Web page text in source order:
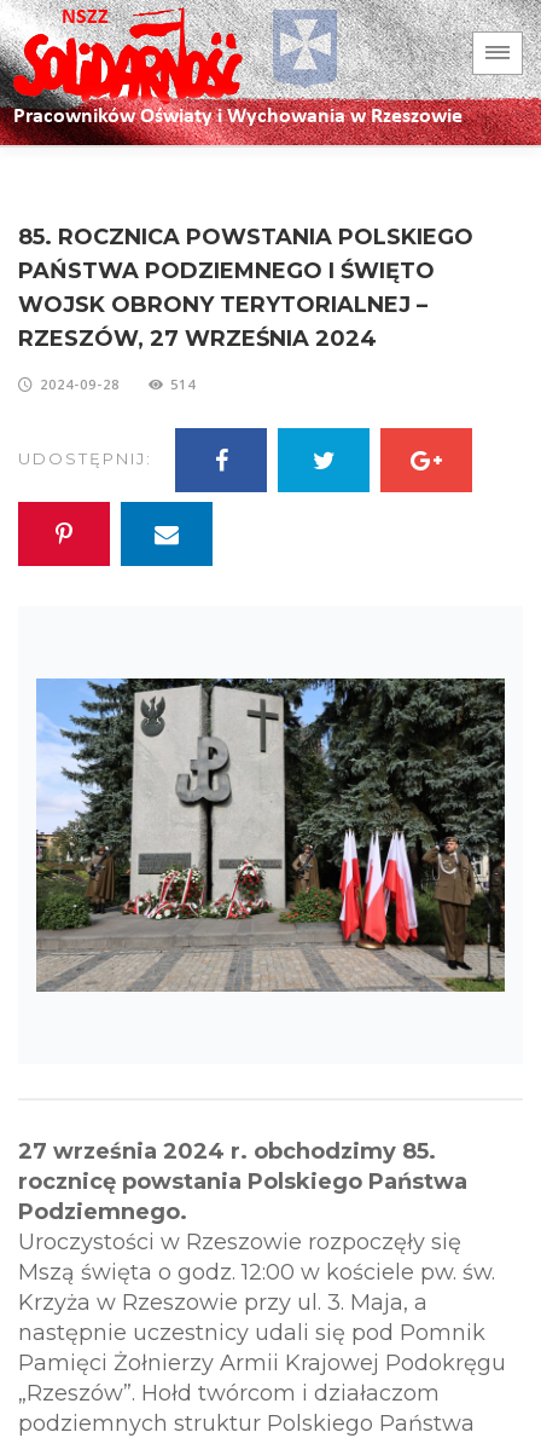
85. ROCZNICA POWSTANIA POLSKIEGO
PAŃSTWA PODZIEMNEGO I ŚWIĘTO
WOJSK OBRONY TERYTORIALNEJ –
RZESZÓW, 27 WRZEŚNIA 2024
2024-09-28 514
UDOSTĘPNIJ:
27 września 2024 r. obchodzimy 85.
rocznicę powstania Polskiego Państwa
Podziemnego.
Uroczystości w Rzeszowie rozpoczęły się
Mszą święta o godz. 12:00 w kościele pw. św.
Krzyża w Rzeszowie przy ul. 3. Maja, a
następnie uczestnicy udali się pod Pomnik
Pamięci Żołnierzy Armii Krajowej Podokręgu
„Rzeszów”. Hołd twórcom i działaczom
podziemnych struktur Polskiego Państwa